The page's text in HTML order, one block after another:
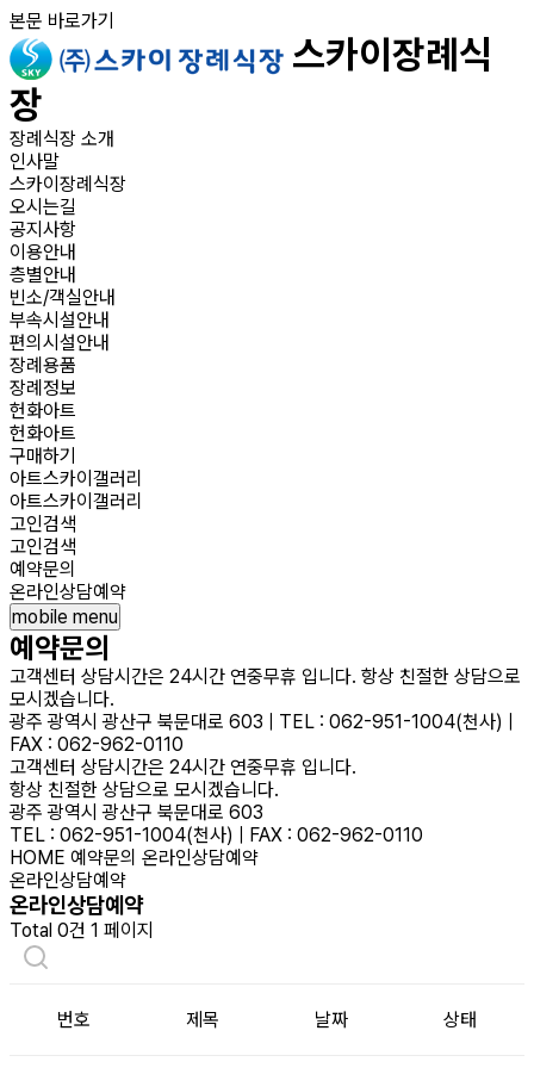
본문 바로가기
스카이장례식
장
장례식장 소개
인사말
스카이장례식장
오시는길
공지사항
이용안내
층별안내
빈소/객실안내
부속시설안내
편의시설안내
장례용품
장례정보
헌화아트
헌화아트
구매하기
아트스카이갤러리
아트스카이갤러리
고인검색
고인검색
예약문의
온라인상담예약
mobile menu
예약문의
고객센터 상담시간은 24시간 연중무휴 입니다. 항상 친절한 상담으로
모시겠습니다.
광주 광역시 광산구 북문대로 603 | TEL : 062-951-1004(천사) |
FAX : 062-962-0110
고객센터 상담시간은 24시간 연중무휴 입니다.
항상 친절한 상담으로 모시겠습니다.
광주 광역시 광산구 북문대로 603
TEL : 062-951-1004(천사) | FAX : 062-962-0110
HOME 예약문의 온라인상담예약
온라인상담예약
온라인상담예약
Total 0건 1 페이지
번호 제목 날짜 상태